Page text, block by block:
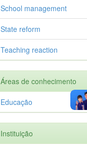
School management
State reform
Teaching reaction
Áreas de conhecimento
Educação
Instituição